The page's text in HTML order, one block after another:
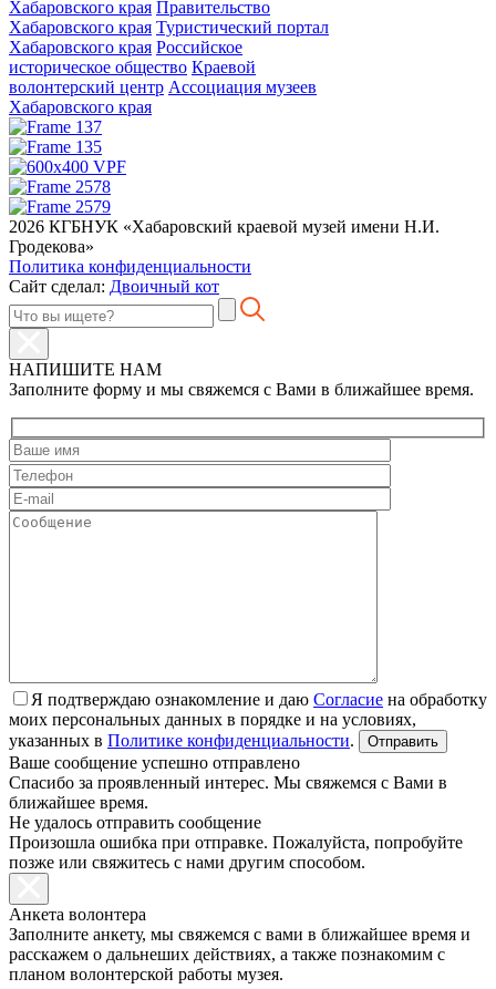
Хабаровского края Правительство
Хабаровского края Туристический портал
Хабаровского края Российское
историческое общество Краевой
волонтерский центр Ассоциация музеев
Хабаровского края
2026 КГБНУК «Хабаровский краевой музей имени Н.И.
Гродекова»
Политика конфиденциальности
Сайт сделал: Двоичный кот
НАПИШИТЕ НАМ
Заполните форму и мы свяжемся с Вами в ближайшее время.
Я подтверждаю ознакомление и даю Согласие на обработку
моих персональных данных в порядке и на условиях,
указанных в Политике конфиденциальности.
Ваше сообщение успешно отправлено
Спасибо за проявленный интерес. Мы свяжемся с Вами в
ближайшее время.
Не удалось отправить сообщение
Произошла ошибка при отправке. Пожалуйста, попробуйте
позже или свяжитесь с нами другим способом.
Анкета волонтера
Заполните анкету, мы свяжемся с вами в ближайшее время и
расскажем о дальнеших действиях, а также познакомим с
планом волонтерской работы музея.